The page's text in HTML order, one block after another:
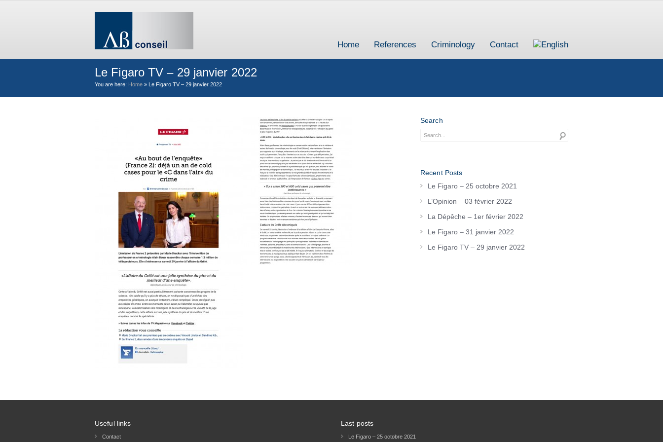
Home References Criminology Contact
Le Figaro TV – 29 janvier 2022
You are here: Home » Le Figaro TV – 29 janvier 2022
Search
Recent Posts
Le Figaro – 25 octobre 2021
L’Opinion – 03 février 2022
La Dépêche – 1er février 2022
Le Figaro – 31 janvier 2022
Le Figaro TV – 29 janvier 2022
Useful links
Contact
Last posts
Le Figaro – 25 octobre 2021